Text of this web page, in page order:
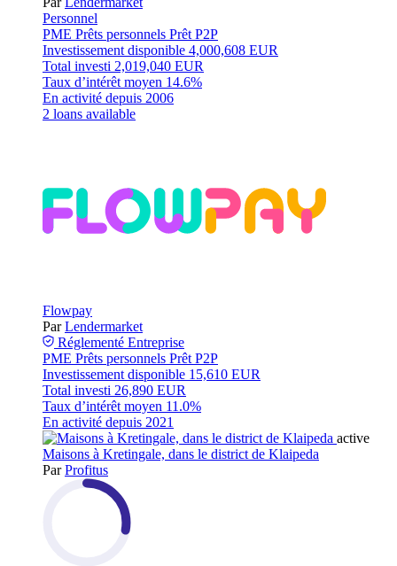
Personnel
PME Prêts personnels Prêt P2P
Investissement disponible 4,000,608 EUR
Total investi 2,019,040 EUR
Taux d’intérêt moyen 14.6%
En activité depuis 2006
2 loans available
Flowpay
ParLendermarket
Réglementé Entreprise
PME Prêts personnels Prêt P2P
Investissement disponible 15,610 EUR
Total investi 26,890 EUR
Taux d’intérêt moyen 11.0%
En activité depuis 2021
active
Maisons à Kretingale, dans le district de Klaipeda
ParProfitus